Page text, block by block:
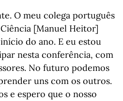
O meu colega português
[Manuel Heitor]
do ano. E eu estou
nesta conferência, com
No futuro podemos
uns com os outros.
e espero que o nosso